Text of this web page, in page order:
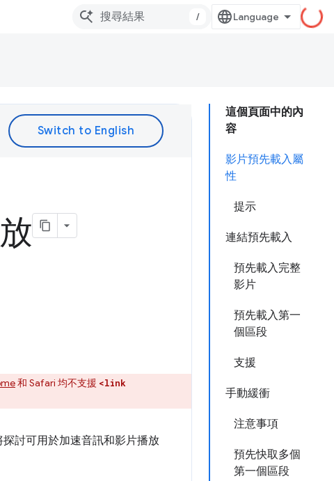
/
這個頁面中的內
容
影片預先載入屬
性
提示
連結預先載入
預先載入完整
影片
預先載入第一
個區段
支援
手動緩衝
注意事項
預先快取多個
第一個區段
和 Safari 均不支援 <link
探討可用於加速音訊和影片播放